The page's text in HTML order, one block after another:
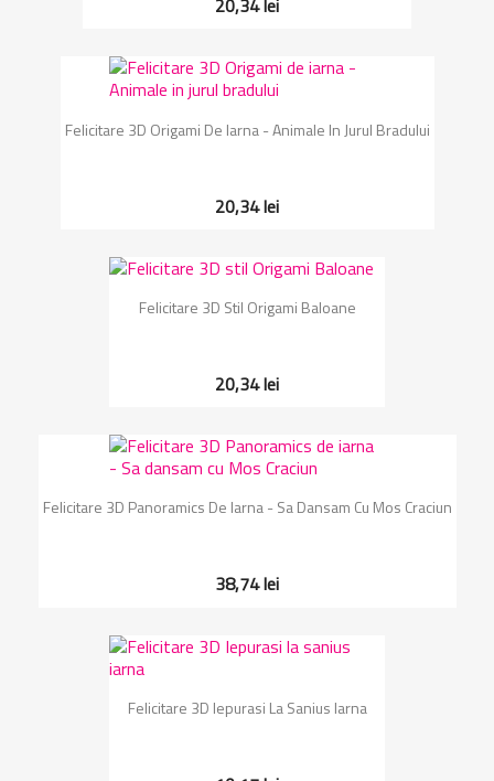
20,34 lei
Felicitare 3D Origami De Iarna - Animale In Jurul Bradului
20,34 lei
Felicitare 3D Stil Origami Baloane
20,34 lei
Felicitare 3D Panoramics De Iarna - Sa Dansam Cu Mos Craciun
38,74 lei
Felicitare 3D Iepurasi La Sanius Iarna